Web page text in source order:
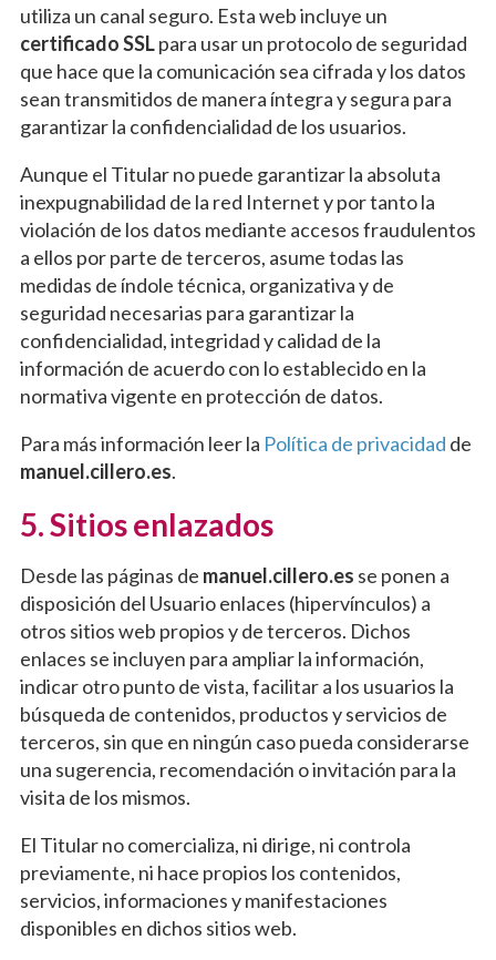
utiliza un canal seguro. Esta web incluye un
certificado SSLpara usar un protocolo de seguridad
que hace que la comunicación sea cifrada y los datos
sean transmitidos de manera íntegra y segura para
garantizar la confidencialidad de los usuarios.
Aunque el Titular no puede garantizar la absoluta
inexpugnabilidad de la red Internet y por tanto la
violación de los datos mediante accesos fraudulentos
a ellos por parte de terceros, asume todas las
medidas de índole técnica, organizativa y de
seguridad necesarias para garantizar la
confidencialidad, integridad y calidad de la
información de acuerdo con lo establecido en la
normativa vigente en protección de datos.
Para más información leer la Política de privacidad de
manuel.cillero.es.
5. Sitios enlazados
Desde las páginas de manuel.cillero.es se ponen a
disposición del Usuario enlaces (hipervínculos) a
otros sitios web propios y de terceros. Dichos
enlaces se incluyen para ampliar la información,
indicar otro punto de vista, facilitar a los usuarios la
búsqueda de contenidos, productos y servicios de
terceros, sin que en ningún caso pueda considerarse
una sugerencia, recomendación o invitación para la
visita de los mismos.
El Titular no comercializa, ni dirige, ni controla
previamente, ni hace propios los contenidos,
servicios, informaciones y manifestaciones
disponibles en dichos sitios web.